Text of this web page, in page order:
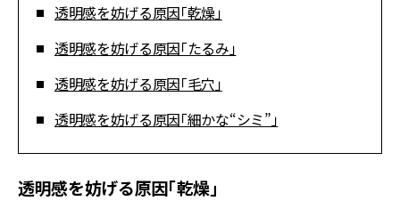
透明感を妨げる原因「乾燥」
透明感を妨げる原因「たるみ」
透明感を妨げる原因「毛穴」
透明感を妨げる原因「細かな“シミ”」
透明感を妨げる原因「乾燥」